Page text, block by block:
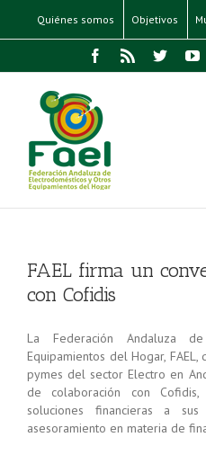
Quiénes somos Objetivos
FAEL firma un
con Cofidis
La Federación Andaluza
Equipamientos del Hogar,
pymes del sector Electro en
de colaboración con
soluciones financieras a
asesoramiento en materia de